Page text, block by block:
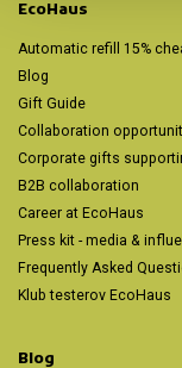
EcoHaus
Automatic refill 15%
Blog
Gift Guide
Collaboration
Corporate gifts
B2B collaboration
Career at EcoHaus
Press kit - media &
Frequently Asked
Klub testerov EcoHaus
Blog